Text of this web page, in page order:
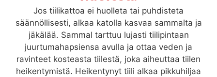
Jos tiilikattoa ei huolleta tai puhdisteta
säännöllisesti, alkaa katolla kasvaa sammalta ja
jäkälää. Sammal tarttuu lujasti tiilipintaan
juurtumahapsiensa avulla ja ottaa veden ja
ravinteet kosteasta tiilestä, joka aiheuttaa tiilen
heikentymistä. Heikentynyt tiili alkaa pikkuhiljaa